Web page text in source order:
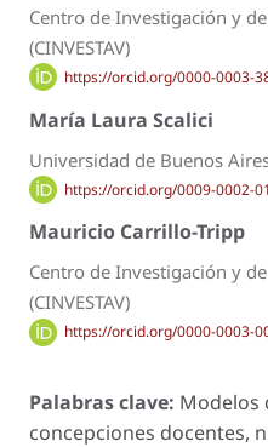
Centro de Investigación y
(CINVESTAV)
https://orcid.org/0000-0003-
María Laura Scalici
Universidad de Buenos
https://orcid.org/0009-0002-
Mauricio Carrillo-Tripp
Centro de Investigación y
(CINVESTAV)
https://orcid.org/0000-0003-
Palabras clave: Modelos
concepciones docentes,